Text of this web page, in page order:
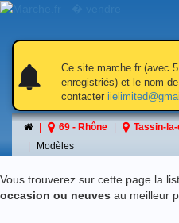
notifications
notifications
Ce site marche.fr (avec
enregistriés) et le nom
contacter
69 - Rhône Tassin-
Modèles
á
Vous trouverez sur cette page la
occasion ou neuves au meilleur